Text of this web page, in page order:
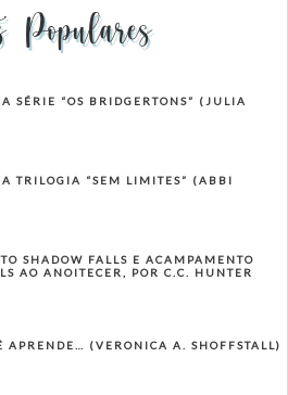
Populares
SÉRIE “OS BRIDGERTONS” (JULIA
A TRILOGIA “SEM LIMITES” (ABBI
SHADOW FALLS E ACAMPAMENTO
AO ANOITECER, POR C.C. HUNTER
APRENDE… (VERONICA A. SHOFFSTALL)